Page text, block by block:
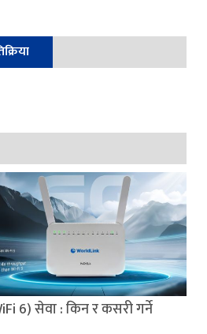
6) सेवा : किन र कसरी गर्ने